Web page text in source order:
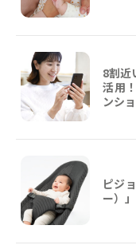
8割近
活用
ンシ
ピジ
ー）」